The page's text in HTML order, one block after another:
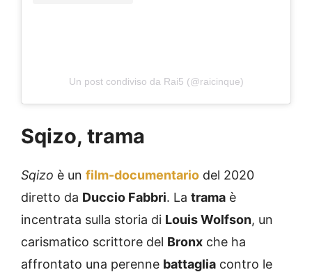
Un post condiviso da Rai5 (@raicinque)
Sqizo, trama
Sqizo è un film-documentario del 2020
diretto da Duccio Fabbri. La trama è
incentrata sulla storia di Louis Wolfson, un
carismatico scrittore del Bronx che ha
affrontato una perenne battaglia contro le